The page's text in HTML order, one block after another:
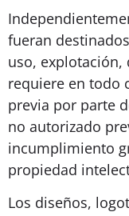
fueran
uso,
requiere en todo
previa por parte
no autorizado
incumplimiento
propiedad
Los diseños,